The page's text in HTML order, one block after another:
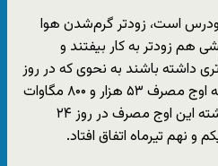
است، زودتر گرم‌شدن هوا
زودتر به کار بیفتند و
داشته باشند به نحوی که در روز
۲۹ اردیبهشت‌ماه سال جاری ما به اوج مصرف ۵۳ هزار و ۸۰۰ مگاوات
رسیدیم، در حالی که در سال گذشته این اوج مصرف در روز ۲۴
نهم تیرماه اتفاق افتاد.